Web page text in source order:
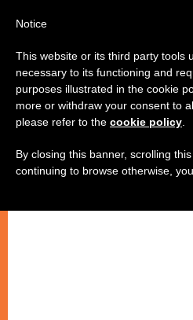
Notice
This website or its third party tools
necessary to its functioning and
purposes illustrated in the cookie
more or withdraw your consent to
please refer to the cookie policy
By closing this banner, scrolling
continuing to browse otherwise,